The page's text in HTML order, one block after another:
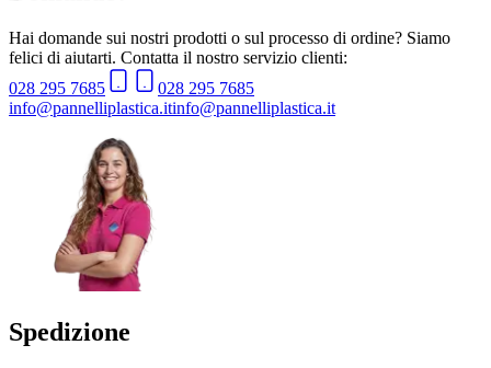
Hai domande sui nostri prodotti o sul processo di ordine? Siamo
felici di aiutarti. Contatta il nostro servizio clienti:
028 295 7685
028 295 7685
info@pannelliplastica.itinfo@pannelliplastica.it
Spedizione